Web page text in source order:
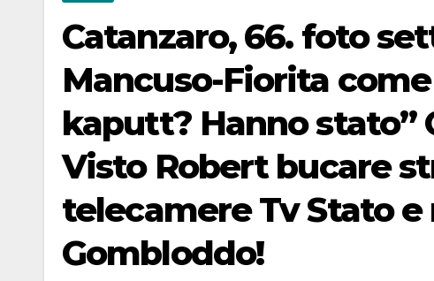
Catanzaro, 66. foto
Mancuso-Fiorita
kaputt? Hanno stato”
Visto Robert bucare
telecamere Tv Stato
Gombloddo!